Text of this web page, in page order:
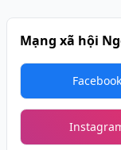
Mạng xã hội
Facebook